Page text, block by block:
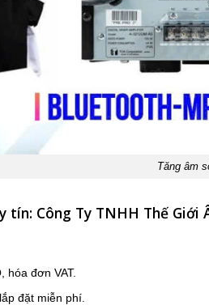
Tăng âm
tín: Công Ty TNHH Thế Giới
hóa đơn VAT.
đặt miễn phí.